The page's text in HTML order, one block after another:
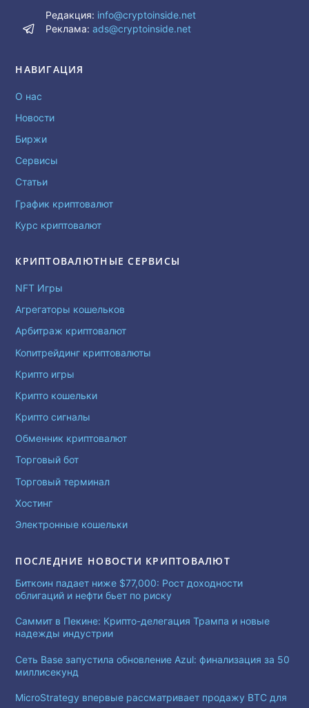
Редакция: info@cryptoinside.net
Реклама:ads@cryptoinside.net
НАВИГАЦИЯ
О нас
Новости
Биржи
Сервисы
Статьи
График криптовалют
Курс криптовалют
КРИПТОВАЛЮТНЫЕ СЕРВИСЫ
NFT Игры
Агрегаторы кошельков
Арбитраж криптовалют
Копитрейдинг криптовалюты
Крипто игры
Крипто кошельки
Крипто сигналы
Обменник криптовалют
Торговый бот
Торговый терминал
Хостинг
Электронные кошельки
ПОСЛЕДНИЕ НОВОСТИ КРИПТОВАЛЮТ
Биткоин падает ниже $77,000: Рост доходности
облигаций и нефти бьет по риску
Саммит в Пекине: Крипто-делегация Трампа и новые
надежды индустрии
Сеть Base запустила обновление Azul: финализация за 50
миллисекунд
MicroStrategy впервые рассматривает продажу BTC для